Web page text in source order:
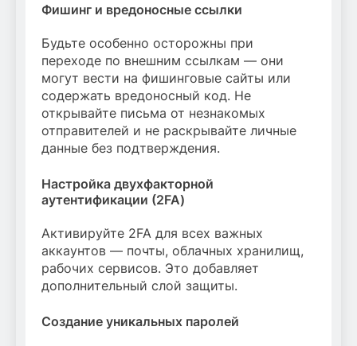
Фишинг и вредоносные ссылки
Будьте особенно осторожны при
переходе по внешним ссылкам — они
могут вести на фишинговые сайты или
содержать вредоносный код. Не
открывайте письма от незнакомых
отправителей и не раскрывайте личные
данные без подтверждения.
Настройка двухфакторной
аутентификации (2FA)
Активируйте 2FA для всех важных
аккаунтов — почты, облачных хранилищ,
рабочих сервисов. Это добавляет
дополнительный слой защиты.
Создание уникальных паролей